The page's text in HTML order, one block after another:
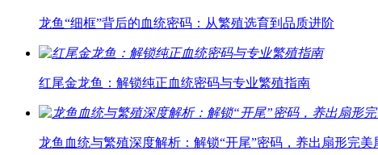
龙鱼“细框”背后的血统密码：从繁殖选育到品质进阶
红尾金龙鱼：解锁纯正血统密码与专业繁殖指南
龙鱼血统与繁殖深度解析：解锁“开尾”密码，养出扇形完美